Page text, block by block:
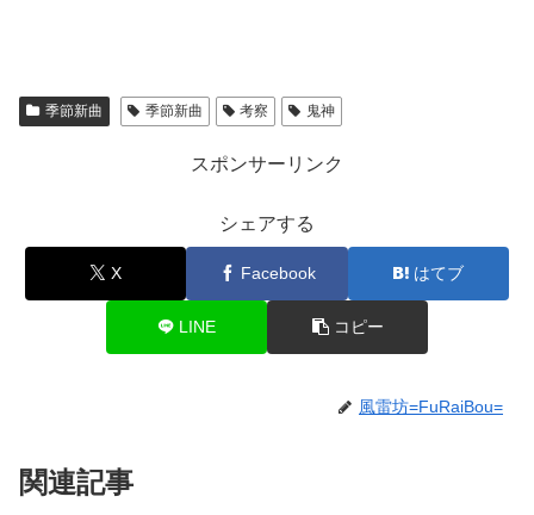
季節新曲 季節新曲 考察 鬼神
スポンサーリンク
シェアする
X Facebook はてブ
LINE コピー
風雷坊=FuRaiBou=
関連記事